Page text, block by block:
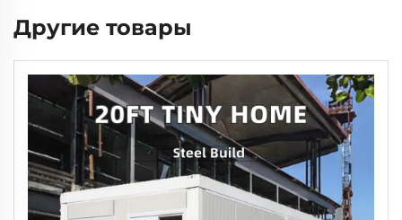
Другие товары